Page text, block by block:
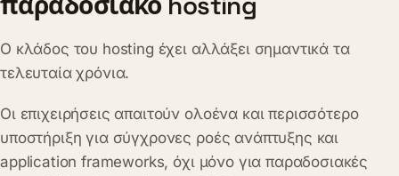
Ο κλάδος του hosting έχει αλλάξει σημαντικά τα
τελευταία χρόνια.
Οι επιχειρήσεις απαιτούν ολοένα και περισσότερο
υποστήριξη για σύγχρονες ροές ανάπτυξης και
application frameworks, όχι μόνο για παραδοσιακές